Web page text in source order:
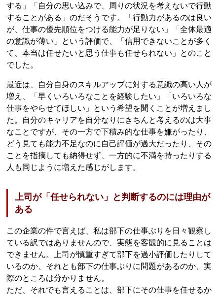
する」「自分の思い込みで、周りの状況を考えないで行動
することがある」のだそうです。「行動力があるのは良い
が、仕事の優先順位をつける能力が足りない」「全体最適
の意識が薄い」という評価で、「信用できないことが多く
て、本当は任せたいと思う仕事も任せられない」とのこと
でした。
最近は、自分自身のスキルアップに対する意識の高い人が
増え、「早くいろいろなことを経験したい」「いろいろな
仕事をやらせてほしい」という希望を聞くことが増えまし
た。自分のキャリアを自分なりにきちんと考えるのは大事
なことですが、その一方で下積み的な仕事を嫌がったり、
どう見ても能力不足なのに自己評価が過大だったり、その
ことを指摘しても納得せず、一方的に不満を持ったりする
人も同じように増えた感じがします。
上司が「任せられない」と判断するのには理由が
ある
この企業の件で言えば、私は部下の仕事ぶりを日々観察し
ている訳ではありませんので、実態を客観的に見ることは
できません。上司が慎重すぎて部下を過小評価したりして
いるのか、それとも部下の仕事ぶりに問題があるのか、実
際のところは分かりません。
ただ、それでも言えることは、部下にその仕事を任せるか